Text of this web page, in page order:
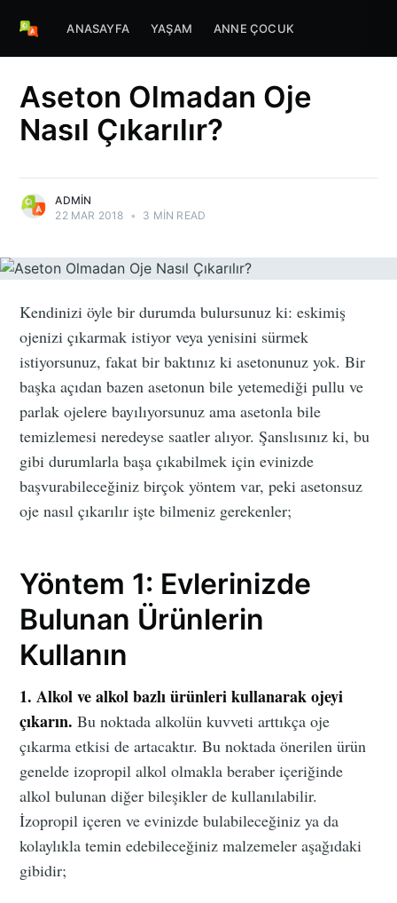
ANASAYFA YAŞAM ANNE ÇOCUK
Aseton Olmadan Oje
Nasıl Çıkarılır?
ADMIN
22 MAR 2018 • 3 MIN READ
Kendinizi öyle bir durumda bulursunuz ki: eskimiş
ojenizi çıkarmak istiyor veya yenisini sürmek
istiyorsunuz, fakat bir baktınız ki asetonunuz yok. Bir
başka açıdan bazen asetonun bile yetemediği pullu ve
parlak ojelere bayılıyorsunuz ama asetonla bile
temizlemesi neredeyse saatler alıyor. Şanslısınız ki, bu
gibi durumlarla başa çıkabilmek için evinizde
başvurabileceğiniz birçok yöntem var, peki asetonsuz
oje nasıl çıkarılır işte bilmeniz gerekenler;
Yöntem 1: Evlerinizde
Bulunan Ürünlerin
Kullanın
1. Alkol ve alkol bazlı ürünleri kullanarak ojeyi
çıkarın. Bu noktada alkolün kuvveti arttıkça oje
çıkarma etkisi de artacaktır. Bu noktada önerilen ürün
genelde izopropil alkol olmakla beraber içeriğinde
alkol bulunan diğer bileşikler de kullanılabilir.
İzopropil içeren ve evinizde bulabileceğiniz ya da
kolaylıkla temin edebileceğiniz malzemeler aşağıdaki
gibidir;